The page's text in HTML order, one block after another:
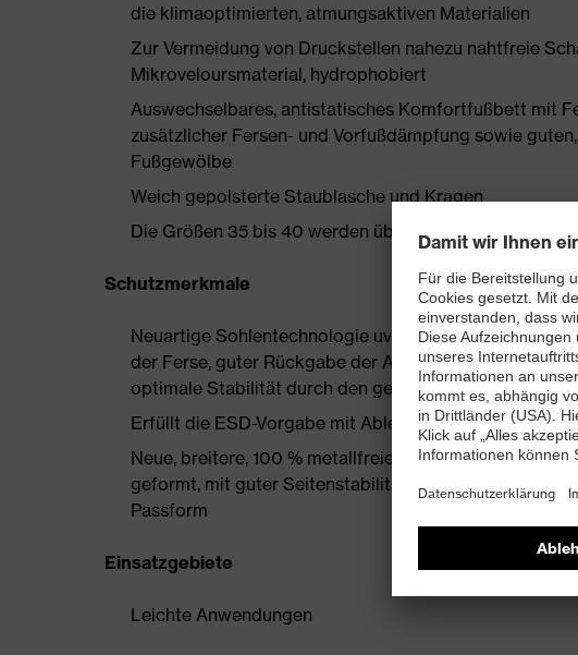
die klimaoptimierten, atmungsaktiven Materialien
Zur Vermeidung von Druckstellen nahezu nahtfreie
Mikroveloursmaterial, hydrophobiert
Auswechselbares, antistatisches Komfortfußbett mit
zusätzlicher Fersen- und Vorfußdämpfung sowie
Fußgewölbe
Weich gepolsterte Staublasche und Kragen
Die Größen 35 bis 40 werden über einen Damenleisten
Schutzmerkmale
Neuartige Sohlentechnologie uvex i-PUREnrj mit
der Ferse, guter Rückgabe der Auftrittsenergie
optimale Stabilität durch den geschäumten Fersenkorb
Erfüllt die ESD-Vorgabe mit Ableitwiderstand kleiner
Neue, breitere, 100 % metallfreie uvex xenova®-
geformt, mit guter Seitenstabilität und thermisch nicht
Passform
Einsatzgebiete
Leichte Anwendungen